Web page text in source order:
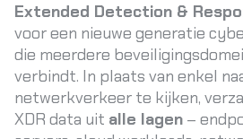
Extended Detection &
voor een nieuwe generatie
die meerdere
verbindt. In plaats van enkel
netwerkverkeer te kijken,
XDR data uit alle lagen –